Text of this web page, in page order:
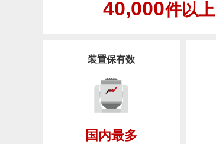
40,000件以上
装置保有数
国内最多